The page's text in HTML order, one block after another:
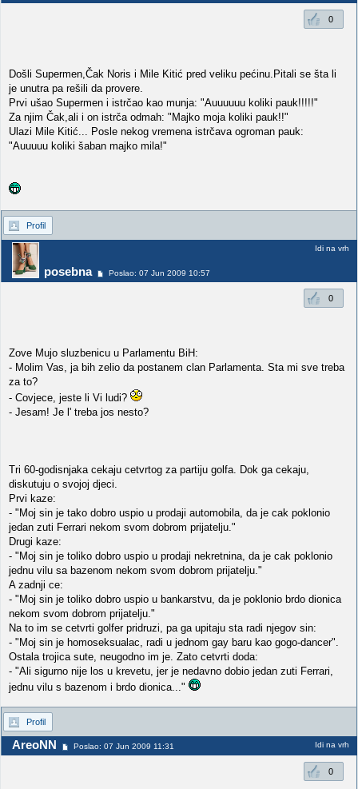
0
Došli Supermen,Čak Noris i Mile Kitić pred veliku pećinu.Pitali se šta li
je unutra pa rešili da provere.
Prvi ušao Supermen i istrčao kao munja: "Auuuuuu koliki pauk!!!!!"
Za njim Čak,ali i on istrča odmah: "Majko moja koliki pauk!!"
Ulazi Mile Kitić... Posle nekog vremena istrčava ogroman pauk:
"Auuuuu koliki šaban majko mila!"
Profil
posebna Poslao: 07 Jun 2009 10:57
Idi na vrh
0
Zove Mujo sluzbenicu u Parlamentu BiH:
- Molim Vas, ja bih zelio da postanem clan Parlamenta. Sta mi sve treba
za to?
- Covjece, jeste li Vi ludi?
- Jesam! Je l' treba jos nesto?
Tri 60-godisnjaka cekaju cetvrtog za partiju golfa. Dok ga cekaju,
diskutuju o svojoj djeci.
Prvi kaze:
- "Moj sin je tako dobro uspio u prodaji automobila, da je cak poklonio
jedan zuti Ferrari nekom svom dobrom prijatelju."
Drugi kaze:
- "Moj sin je toliko dobro uspio u prodaji nekretnina, da je cak poklonio
jednu vilu sa bazenom nekom svom dobrom prijatelju."
A zadnji ce:
- "Moj sin je toliko dobro uspio u bankarstvu, da je poklonio brdo dionica
nekom svom dobrom prijatelju."
Na to im se cetvrti golfer pridruzi, pa ga upitaju sta radi njegov sin:
- "Moj sin je homoseksualac, radi u jednom gay baru kao gogo-dancer".
Ostala trojica sute, neugodno im je. Zato cetvrti doda:
- "Ali sigurno nije los u krevetu, jer je nedavno dobio jedan zuti Ferrari,
jednu vilu s bazenom i brdo dionica..."
Profil
AreoNN Poslao: 07 Jun 2009 11:31 Idi na vrh
0